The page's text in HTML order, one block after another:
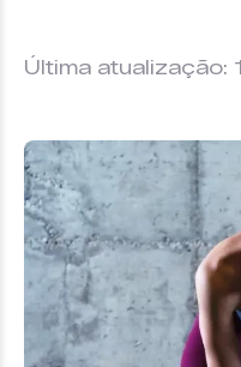
Última atualização: